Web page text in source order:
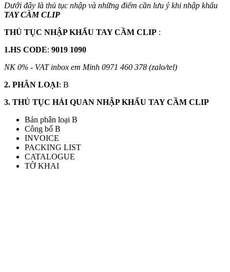
Dưới đây là thủ tục nhập và những điểm cần lưu ý khi nhập khẩu
TAY CẦM CLIP
THỦ TỤC NHẬP KHẨU TAY CẦM CLIP :
1.HS CODE: 9019 1090
NK 0% - VAT inbox em Minh 0971 460 378 (zalo/tel)
2. PHÂN LOẠI: B
3. THỦ TỤC HẢI QUAN NHẬP KHẨU TAY CẦM CLIP
Bản phân loại B
Công bố B
INVOICE
PACKING LIST
CATALOGUE
TỜ KHAI